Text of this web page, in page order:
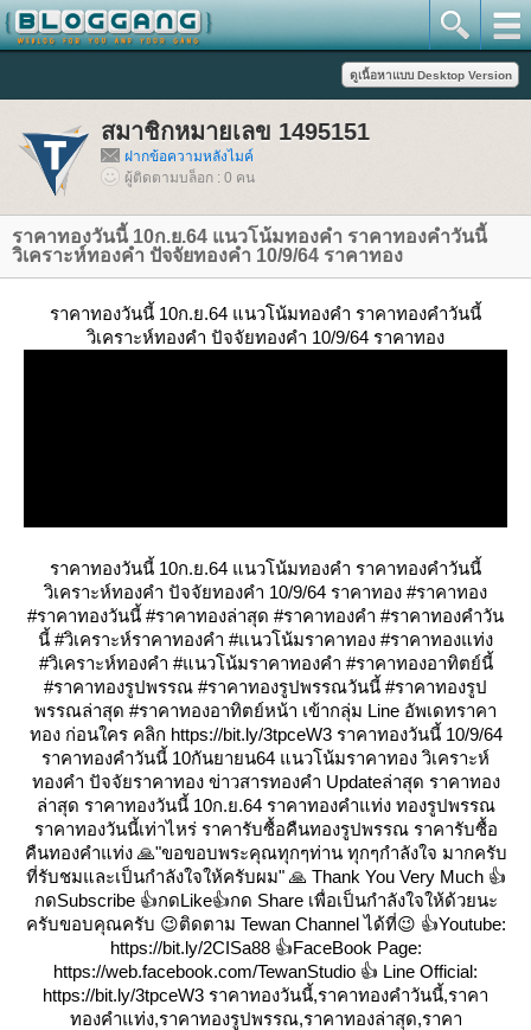
สมาชิกหมายเลข 1495151
ฝากข้อความหลังไมค์
ผู้ติดตามบล็อก : 0 คน
ราคาทองวันนี้ 10ก.ย.64 แนวโน้มทองคำ ราคาทองคำวันนี้
วิเคราะห์ทองคำ ปัจจัยทองคำ 10/9/64 ราคาทอง
ราคาทองวันนี้ 10ก.ย.64 แนวโน้มทองคำ ราคาทองคำวันนี้
วิเคราะห์ทองคำ ปัจจัยทองคำ 10/9/64 ราคาทอง
ราคาทองวันนี้ 10ก.ย.64 แนวโน้มทองคำ ราคาทองคำวันนี้
วิเคราะห์ทองคำ ปัจจัยทองคำ 10/9/64 ราคาทอง #ราคาทอง
#ราคาทองวันนี้ #ราคาทองล่าสุด #ราคาทองคำ #ราคาทองคำวัน
นี้ #วิเคราะห์ราคาทองคำ #แนวโน้มราคาทอง #ราคาทองแท่ง
#วิเคราะห์ทองคำ #แนวโน้มราคาทองคำ #ราคาทองอาทิตย์นี้
#ราคาทองรูปพรรณ #ราคาทองรูปพรรณวันนี้ #ราคาทองรูป
พรรณล่าสุด #ราคาทองอาทิตย์หน้า เข้ากลุ่ม Line อัพเดทราคา
ทอง ก่อนใคร คลิก https://bit.ly/3tpceW3 ราคาทองวันนี้ 10/9/64
ราคาทองคำวันนี้ 10กันยายน64 แนวโน้มราคาทอง วิเคราะห์
ทองคำ ปัจจัยราคาทอง ข่าวสารทองคำ Updateล่าสุด ราคาทอง
ล่าสุด ราคาทองวันนี้ 10ก.ย.64 ราคาทองคำแท่ง ทองรูปพรรณ
ราคาทองวันนี้เท่าไหร่ ราคารับซื้อคืนทองรูปพรรณ ราคารับซื้อ
คืนทองคำแท่ง 🙏"ขอขอบพระคุณทุกๆท่าน ทุกๆกำลังใจ มากครับ
ที่รับชมและเป็นกำลังใจให้ครับผม" 🙏 Thank You Very Much 👍
กดSubscribe 👍กดLike👍กด Share เพื่อเป็นกำลังใจให้ด้วยนะ
ครับขอบคุณครับ 😉ติดตาม Tewan Channel ได้ที่😉 👍Youtube:
https://bit.ly/2CISa88 👍FaceBook Page:
https://web.facebook.com/TewanStudio 👍 Line Official:
https://bit.ly/3tpceW3 ราคาทองวันนี้,ราคาทองคำวันนี้,ราคา
ทองคำแท่ง,ราคาทองรูปพรรณ,ราคาทองล่าสุด,ราคา